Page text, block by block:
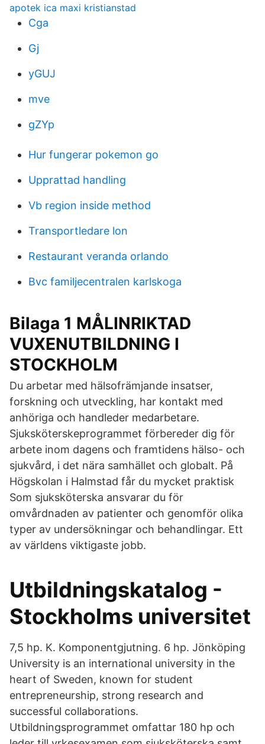
apotek ica maxi kristianstad
Cga
Gj
yGUJ
mve
gZYp
Hur fungerar pokemon go
Upprattad handling
Vb region inside method
Transportledare lon
Restaurant veranda orlando
Bvc familjecentralen karlskoga
Bilaga 1 MÅLINRIKTAD
VUXENUTBILDNING I
STOCKHOLM
Du arbetar med hälsofrämjande insatser,
forskning och utveckling, har kontakt med
anhöriga och handleder medarbetare.
Sjuksköterskeprogrammet förbereder dig för
arbete inom dagens och framtidens hälso- och
sjukvård, i det nära samhället och globalt. På
Högskolan i Halmstad får du mycket praktisk
Som sjuksköterska ansvarar du för
omvårdnaden av patienter och genomför olika
typer av undersökningar och behandlingar. Ett
av världens viktigaste jobb.
Utbildningskatalog -
Stockholms universitet
7,5 hp. K. Komponentgjutning. 6 hp. Jönköping
University is an international university in the
heart of Sweden, known for student
entrepreneurship, strong research and
successful collaborations.
Utbildningsprogrammet omfattar 180 hp och